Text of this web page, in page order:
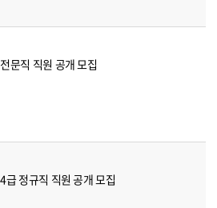
문직 직원 공개 모집
급 정규직 직원 공개 모집